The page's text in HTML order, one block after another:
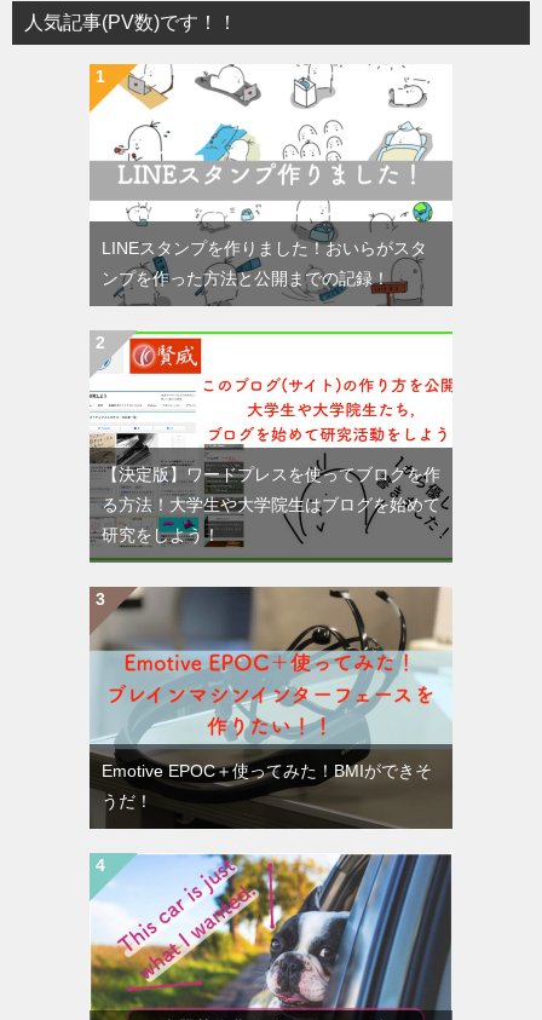
人気記事(PV数)です！！
LINEスタンプを作りました！おいらがスタ
ンプを作った方法と公開までの記録！
【決定版】ワードプレスを使ってブログを作
る方法！大学生や大学院生はブログを始めて
研究をしよう！
Emotive EPOC＋使ってみた！BMIができそ
うだ！